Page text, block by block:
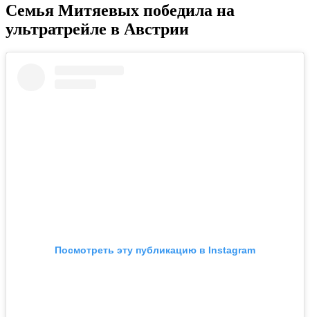
Семья Митяевых победила на
ультратрейле в Австрии
Посмотреть эту публикацию в Instagram